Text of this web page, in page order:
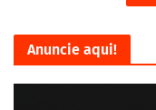
Anuncie aqui!